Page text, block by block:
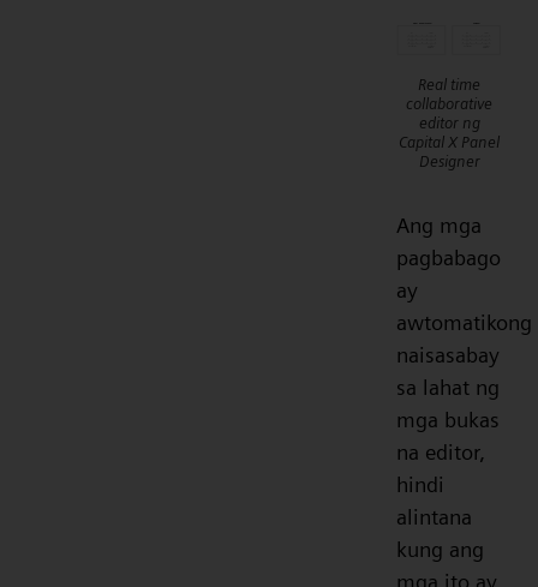
Real time
collaborative
editor ng
Capital X Panel
Designer
Ang mga
pagbabago
ay
awtomatikong
naisasabay
sa lahat ng
mga bukas
na editor,
hindi
alintana
kung ang
mga ito ay